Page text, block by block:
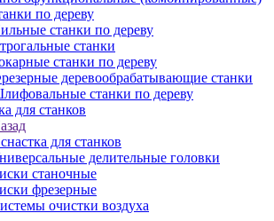
по дереву
станки по дереву
станки
станки по дереву
деревообрабатывающие станки
станки по дереву
для станков
для станков
делительные головки
станочные
фрезерные
очистки воздуха